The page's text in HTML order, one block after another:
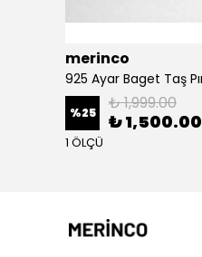
merinco
%25 ₺ 1,999.00
₺ 1,500.00
1 ÖLÇÜ